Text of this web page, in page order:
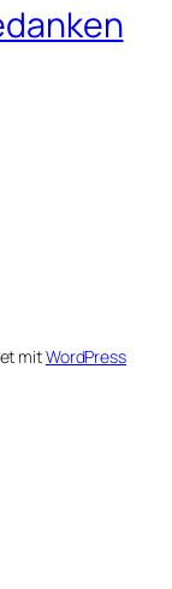
mitWordPress